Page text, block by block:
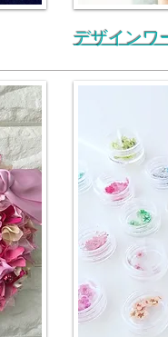
デザインワ